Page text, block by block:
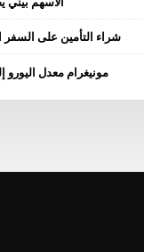
شراء التأمين على السفر
مونيغرام معدل اليورو